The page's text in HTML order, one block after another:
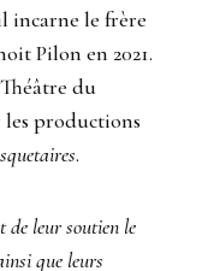
incarne le frère
Pilon en 2021.
du
les productions
.
de leur soutien le
que leurs